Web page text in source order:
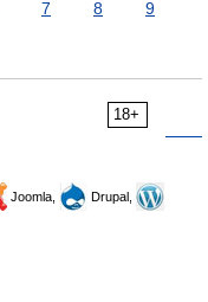
7 8
9
18+
Joomla,
Drupal,